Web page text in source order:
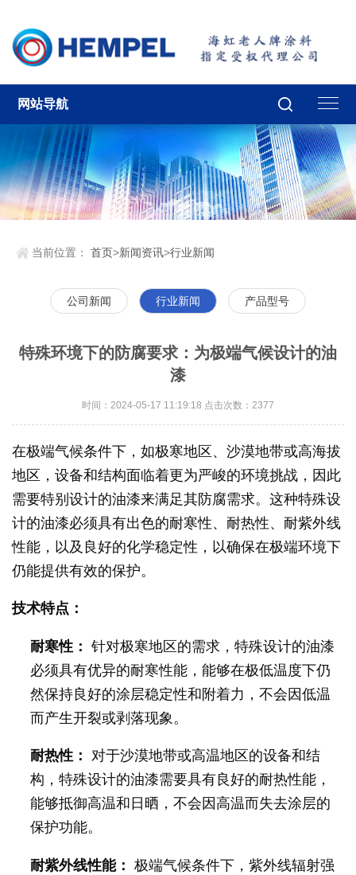
网站导航
当前位置：首页>新闻资讯>行业新闻
公司新闻 行业新闻 产品型号
特殊环境下的防腐要求：为极端气候设计的油
漆
时间：2024-05-17 11:19:18 点击次数：2377
在极端气候条件下，如极寒地区、沙漠地带或高海拔
地区，设备和结构面临着更为严峻的环境挑战，因此
需要特别设计的油漆来满足其防腐需求。这种特殊设
计的油漆必须具有出色的耐寒性、耐热性、耐紫外线
性能，以及良好的化学稳定性，以确保在极端环境下
仍能提供有效的保护。
技术特点：
耐寒性： 针对极寒地区的需求，特殊设计的油漆
必须具有优异的耐寒性能，能够在极低温度下仍
然保持良好的涂层稳定性和附着力，不会因低温
而产生开裂或剥落现象。
耐热性： 对于沙漠地带或高温地区的设备和结
构，特殊设计的油漆需要具有良好的耐热性能，
能够抵御高温和日晒，不会因高温而失去涂层的
保护功能。
耐紫外线性能： 极端气候条件下，紫外线辐射强